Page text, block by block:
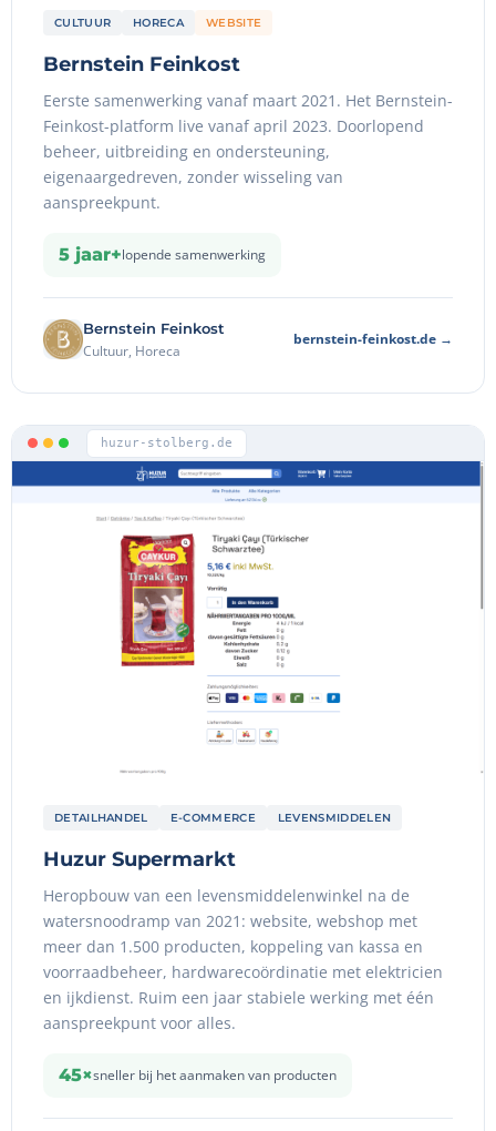
CULTUUR HORECA WEBSITE
Bernstein Feinkost
Eerste samenwerking vanaf maart 2021. Het Bernstein-
Feinkost-platform live vanaf april 2023. Doorlopend
beheer, uitbreiding en ondersteuning,
eigenaargedreven, zonder wisseling van
aanspreekpunt.
5 jaar+lopende samenwerking
Bernstein Feinkost
Cultuur, Horeca
bernstein-feinkost.de →
huzur-stolberg.de
DETAILHANDEL E-COMMERCE LEVENSMIDDELEN
Huzur Supermarkt
Heropbouw van een levensmiddelenwinkel na de
watersnoodramp van 2021: website, webshop met
meer dan 1.500 producten, koppeling van kassa en
voorraadbeheer, hardwarecoördinatie met elektricien
en ijkdienst. Ruim een jaar stabiele werking met één
aanspreekpunt voor alles.
45×sneller bij het aanmaken van producten